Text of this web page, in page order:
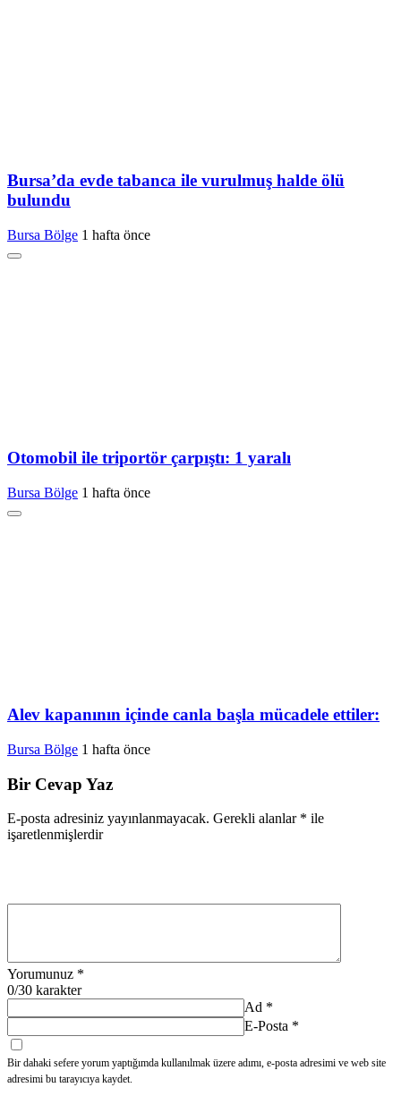
Bursa’da evde tabanca ile vurulmuş halde ölü
bulundu
Bursa Bölge 1 hafta önce
Otomobil ile triportör çarpıştı: 1 yaralı
Bursa Bölge 1 hafta önce
Alev kapanının içinde canla başla mücadele ettiler:
Bursa Bölge 1 hafta önce
Bir Cevap Yaz
E-posta adresiniz yayınlanmayacak. Gerekli alanlar * ile
işaretlenmişlerdir
Yorumunuz *
0/30 karakter
Ad *
E-Posta *
Bir dahaki sefere yorum yaptığımda kullanılmak üzere adımı, e-posta adresimi ve web site
adresimi bu tarayıcıya kaydet.